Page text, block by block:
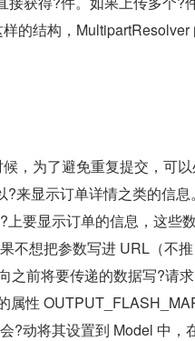
的结构，MultipartResolver
，为了避免重复提交，可
?来显示订单详情之类的信息
要显示订单的信息，这些
不想把参数写进 URL（不推
之前将要传递的数据写?请
属性
?动将其设置到 Model 中，